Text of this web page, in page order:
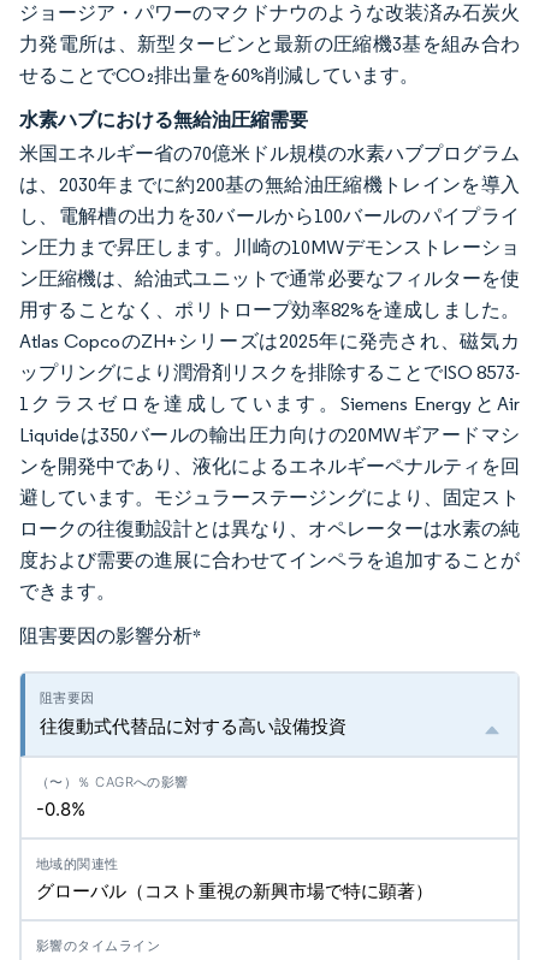
ジョージア・パワーのマクドナウのような改装済み石炭火
力発電所は、新型タービンと最新の圧縮機3基を組み合わ
せることでCO₂排出量を60%削減しています。
水素ハブにおける無給油圧縮需要
米国エネルギー省の70億米ドル規模の水素ハブプログラム
は、2030年までに約200基の無給油圧縮機トレインを導入
し、電解槽の出力を30バールから100バールのパイプライ
ン圧力まで昇圧します。川崎の10MWデモンストレーショ
ン圧縮機は、給油式ユニットで通常必要なフィルターを使
用することなく、ポリトロープ効率82%を達成しました。
Atlas CopcoのZH+シリーズは2025年に発売され、磁気カ
ップリングにより潤滑剤リスクを排除することでISO 8573-
1クラスゼロを達成しています。Siemens EnergyとAir
Liquideは350バールの輸出圧力向けの20MWギアードマシ
ンを開発中であり、液化によるエネルギーペナルティを回
避しています。モジュラーステージングにより、固定スト
ロークの往復動設計とは異なり、オペレーターは水素の純
度および需要の進展に合わせてインペラを追加することが
できます。
阻害要因の影響分析*
往復動式代替品に対する高い設備投資
-0.8%
グローバル（コスト重視の新興市場で特に顕著）